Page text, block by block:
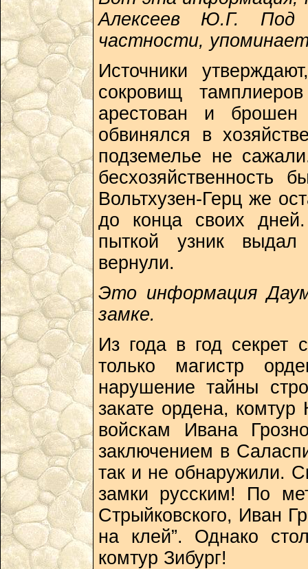
Алексеев Ю.Г. Под
частности,
Источники
сокровищ
арестован и
обвинялся в
подземелье не
бесхозяйственность
Вольтхузен-Герц же
до конца своих
пыткой узник выдал
вернули.
Это информация
замке.
Из года в год секрет
только магистр
нарушение тайны
закате ордена,
войскам Ивана
заключением в
так и не обнаружили.
замки русским! По
Стрыйковского, Иван
на клей”. Однако
комтур Зибург!